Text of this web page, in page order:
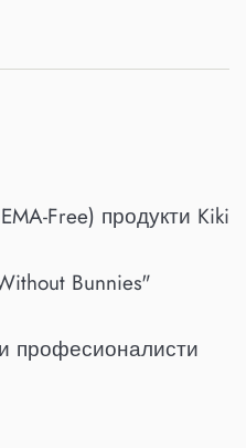
Free) продукти Kiki
Bunnies"
професионалисти